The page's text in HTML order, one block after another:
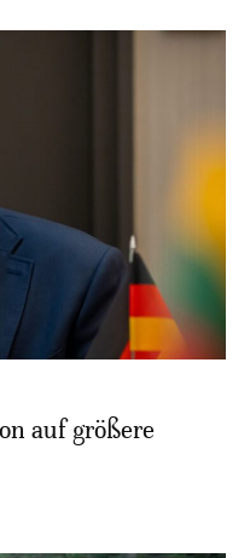
auf größere